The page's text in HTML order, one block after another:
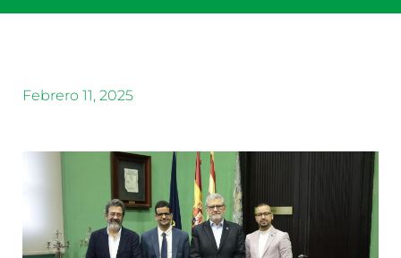
Febrero 11, 2025